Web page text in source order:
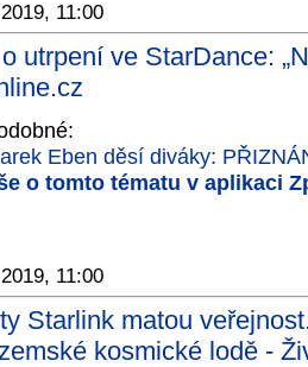
11:00
utrpení ve StarDance:
Eben děsí diváky:
o tomto tématu v aplikaci
11:00
Starlink matou
kosmické lodě -